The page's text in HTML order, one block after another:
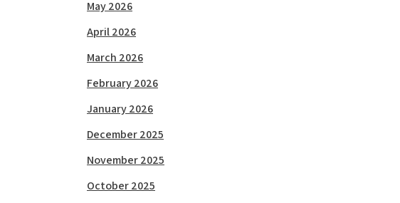
May 2026
April 2026
March 2026
February 2026
January 2026
December 2025
November 2025
October 2025